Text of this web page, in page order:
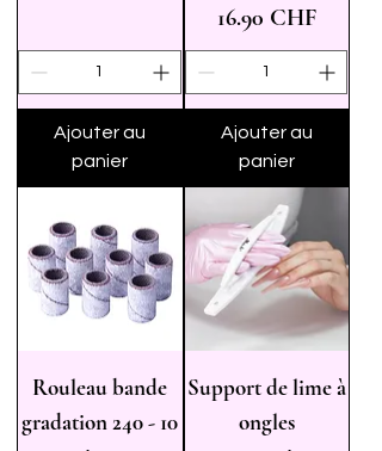
Ajouter au
panier
Prix
16.90 CHF
Ajouter au
panier
Rouleau bande
gradation 240 - 10
Support de lime à
ongles